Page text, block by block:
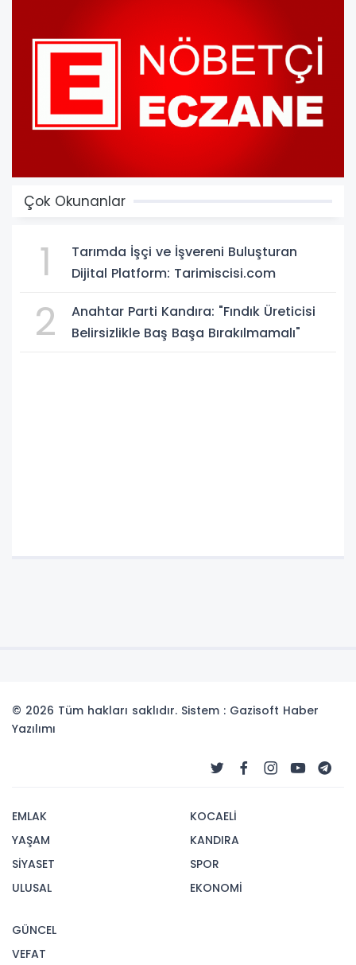
Çok Okunanlar
1
Tarımda İşçi ve İşvereni Buluşturan
Dijital Platform: Tarimiscisi.com
2
Anahtar Parti Kandıra: "Fındık Üreticisi
Belirsizlikle Baş Başa Bırakılmamalı"
© 2026 Tüm hakları saklıdır. Sistem : Gazisoft Haber
Yazılımı
EMLAK
YAŞAM
SİYASET
ULUSAL
KOCAELİ
KANDIRA
SPOR
EKONOMİ
GÜNCEL
VEFAT